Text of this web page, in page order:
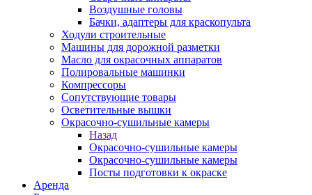
Воздушные головы
Бачки, адаптеры для краскопульта
Ходули строительные
Машины для дорожной разметки
Масло для окрасочных аппаратов
Полировальные машинки
Компрессоры
Сопутствующие товары
Осветительные вышки
Окрасочно-сушильные камеры
Назад
Окрасочно-сушильные камеры
Окрасочно-сушильные камеры
Посты подготовки к окраске
Аренда